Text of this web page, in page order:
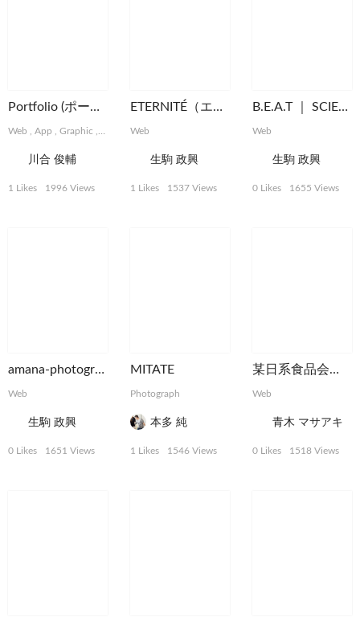
Portfolio (ポートフォリオ)
Web App Graphic Installation,
川合 俊輔
1 Likes 1996 Views
ETERNITÉ（エタニテ）
Web
生駒 政興
1 Likes 1537 Views
B.E.A.T ｜ SCIENCE FOR ATHLETIC PERFORMANCE
Web
生駒 政興
0 Likes 1655 Views
amana-photographers
Web
生駒 政興
0 Likes 1651 Views
MITATE
Photograph
本多 純
1 Likes 1546 Views
某日系食品会社の米国用オフィシャル・ウェブサイト
Web
青木 マサアキ
0 Likes 1518 Views